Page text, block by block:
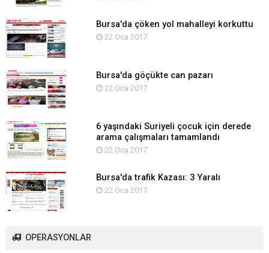
Bursa'da çöken yol mahalleyi korkuttu
22 Oca 2017
Bursa'da göçükte can pazarı
22 Oca 2017
6 yaşındaki Suriyeli çocuk için derede
arama çalışmaları tamamlandı
22 Oca 2017
Bursa'da trafik Kazası: 3 Yaralı
22 Oca 2017
OPERASYONLAR